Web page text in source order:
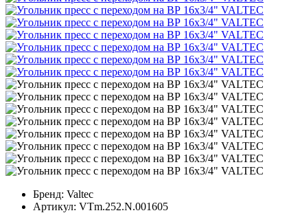
Бренд: Valtec
Артикул: VTm.252.N.001605